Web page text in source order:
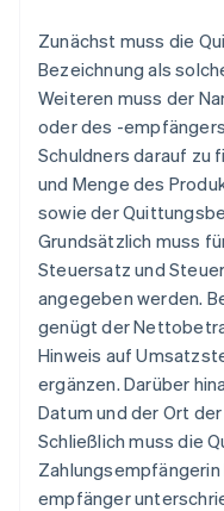
Zunächst muss die
Bezeichnung als
Weiteren muss der
oder des -
Schuldners darauf zu
und Menge des
sowie der
Grundsätzlich muss
Steuersatz und
angegeben werden.
genügt der
Hinweis auf
ergänzen. Darüber
Datum und der Ort
Schließlich muss die
empfänger